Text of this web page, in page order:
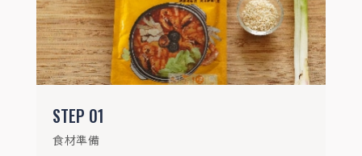
STEP 01
食材準備
STEP03
雞肉加入小磨坊台味麻油雞風味鍋醬，醃製
30分鐘